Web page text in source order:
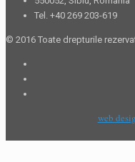
Tel. +40 269 203-619
© 2016 Toate drepturile
web